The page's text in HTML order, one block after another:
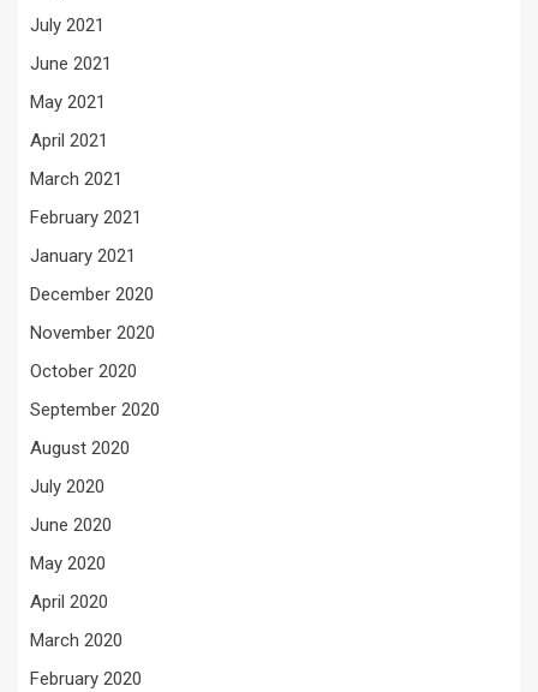
July 2021
June 2021
May 2021
April 2021
March 2021
February 2021
January 2021
December 2020
November 2020
October 2020
September 2020
August 2020
July 2020
June 2020
May 2020
April 2020
March 2020
February 2020